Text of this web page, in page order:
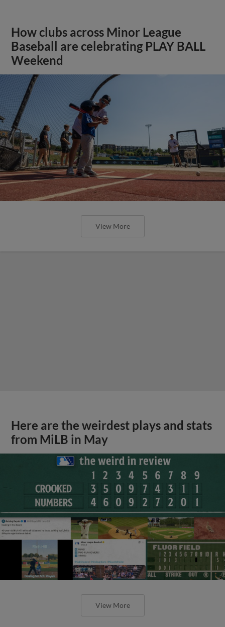
How clubs across Minor League
Baseball are celebrating PLAY BALL
Weekend
View More
Here are the weirdest plays and stats
from MiLB in May
View More